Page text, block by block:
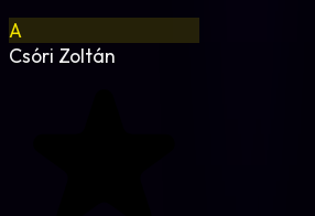
A
Csóri Zoltán